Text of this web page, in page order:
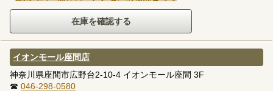
イオンモール座間店
神奈川県座間市広野台2-10-4 イオンモール座間 3F
☎ 046-298-0580